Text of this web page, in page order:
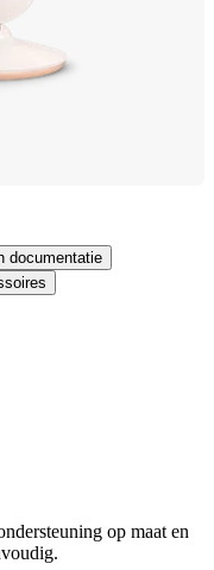
documentatie
op maat en